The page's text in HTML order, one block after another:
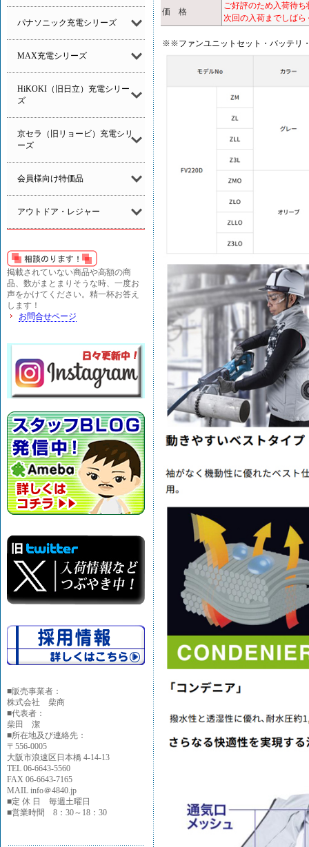
パナソニック充電シリーズ
MAX充電シリーズ
HiKOKI（旧日立）充電シリー
ズ
京セラ（旧リョービ）充電シリ
ーズ
会員様向け特価品
アウトドア・レジャー
掲載されていない商品や高額の商
品、数がまとまりそうな時、一度お
声をかけてください。精一杯お答え
します！
お問合せページ
■販売事業者：
株式会社 柴商
■代表者：
柴田 潔
■所在地及び連絡先：
〒556-0005
大阪市浪速区日本橋 4-14-13
TEL 06-6643-5560
FAX 06-6643-7165
MAIL info＠4840.jp
■定 休 日 毎週土曜日
■営業時間 8：30～18：30
価 格
ご好評のため入荷待ち
次回の入荷までしば
※※ファンユニットセット・バッテリ